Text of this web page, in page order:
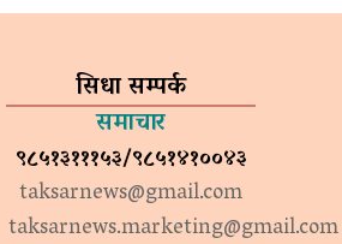
सिधा सम्पर्क
समाचार
९८५१३१११५३/९८५१४१००४३
taksarnews@gmail.com
taksarnews.marketing@gmail.com